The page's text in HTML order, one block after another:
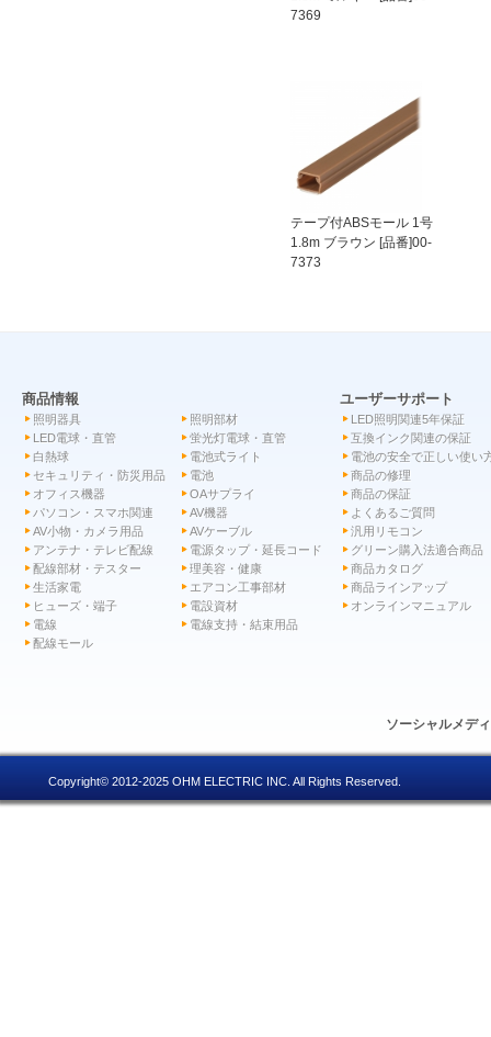
7369
テープ付ABSモール 1号
1.8m ブラウン [品番]00-
7373
商品情報
照明器具
照明部材
LED電球・直管
蛍光灯電球・直管
白熱球
電池式ライト
セキュリティ・防災用品
電池
オフィス機器
OAサプライ
パソコン・スマホ関連
AV機器
AV小物・カメラ用品
AVケーブル
アンテナ・テレビ配線
電源タップ・延長コード
配線部材・テスター
理美容・健康
生活家電
エアコン工事部材
ヒューズ・端子
電設資材
電線
電線支持・結束用品
配線モール
ユーザーサポート
LED照明関連5年保証
互換インク関連の保証
電池の安全で正しい使い
商品の修理
商品の保証
よくあるご質問
汎用リモコン
グリーン購入法適合商品
商品カタログ
商品ラインアップ
オンラインマニュアル
ソーシャルメデ
Copyright© 2012-2025 OHM ELECTRIC INC. All Rights Reserved.